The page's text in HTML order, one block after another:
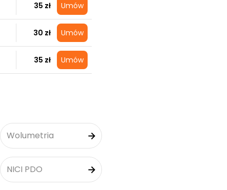
35 zł Umów
30 zł Umów
35 zł Umów
Wolumetria
NICI PDO